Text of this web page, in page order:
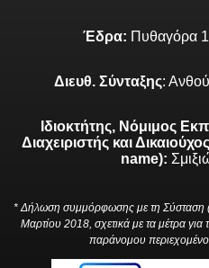
Έδρα: Πυθαγόρα
Διευθ. Σύνταξης:
Ιδιοκτήτης, Νόμιμος
Διαχειριστής και
name):
* Δήλωση συμμόρφωσης με τη Σύσταση
Μαρτίου 2018, σχετικά με τα μέτρα για
παράνομου